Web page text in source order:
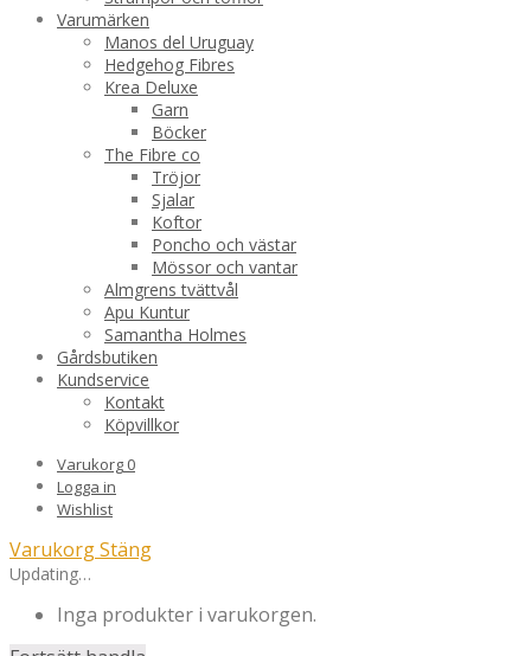
Varumärken
Manos del Uruguay
Hedgehog Fibres
Krea Deluxe
Garn
Böcker
The Fibre co
Tröjor
Sjalar
Koftor
Poncho och västar
Mössor och vantar
Almgrens tvättvål
Apu Kuntur
Samantha Holmes
Gårdsbutiken
Kundservice
Kontakt
Köpvillkor
Varukorg 0
Logga in
Wishlist
VarukorgStäng
Updating…
Inga produkter i varukorgen.